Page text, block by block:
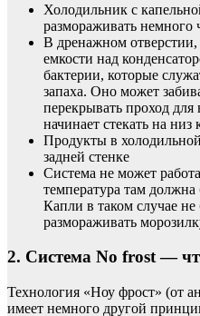
Холодильник с
размораживать немного
В дренажном отверстии,
емкости над
бактерии, которые
запаха. Оно может
перекрывать проход
начинает стекать на низ
Продукты в
задней стенке
Система не может
температура там
Капли в таком случае не
размораживать
2. Система No frost —
Технология «Ноу фрост» (от
имеет немного другой